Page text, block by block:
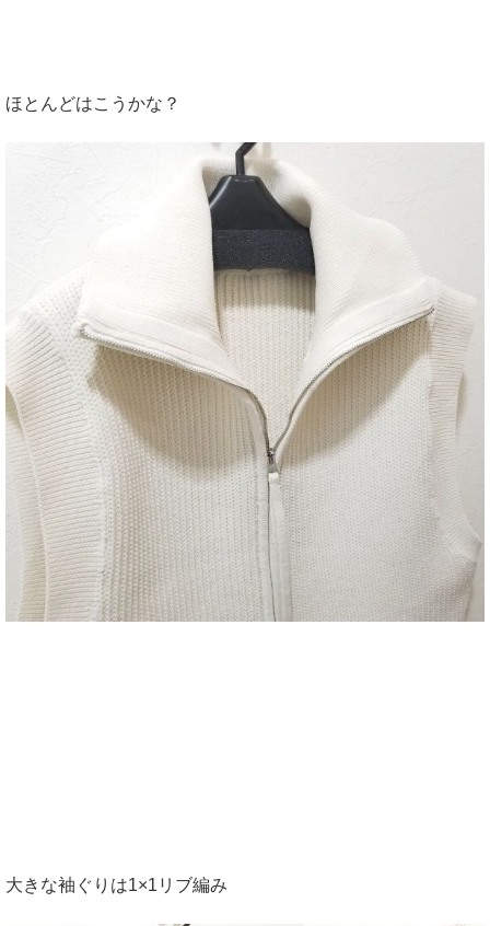
ほとんどはこうかな？
大きな袖ぐりは1×1リブ編み